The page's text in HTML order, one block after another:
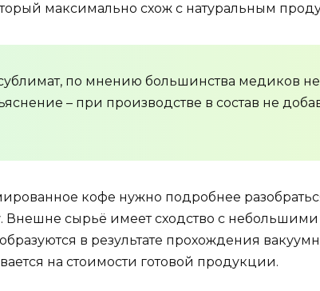
максимально схож с натуральным
по мнению большинства медиков не
– при производстве в состав не
кофе нужно подробнее
Внешне сырьё имеет сходство с
в результате прохождения
на стоимости готовой продукции.